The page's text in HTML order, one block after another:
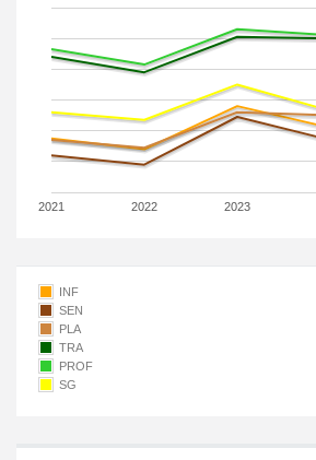
2021 2022 2023
INF
SEN
PLA
TRA
PROF
SG